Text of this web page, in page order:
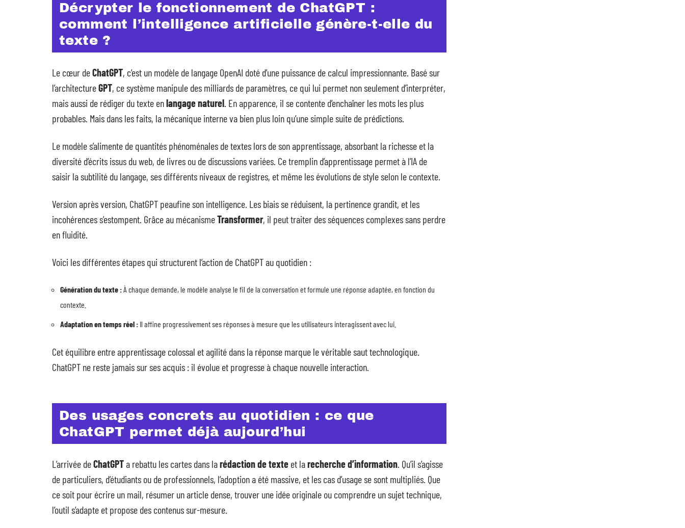
Décrypter le fonctionnement de ChatGPT :
comment l’intelligence artificielle génère-t-elle du
texte ?
Le cœur deChatGPT, c’est un modèle de langage OpenAI doté d’une puissance de calcul impressionnante. Basé sur
l’architectureGPT, ce système manipule des milliards de paramètres, ce qui lui permet non seulement d’interpréter,
mais aussi de rédiger du texte enlangage naturel. En apparence, il se contente d’enchaîner les mots les plus
probables. Mais dans les faits, la mécanique interne va bien plus loin qu’une simple suite de prédictions.
Le modèle s’alimente de quantités phénoménales de textes lors de son apprentissage, absorbant la richesse et la
diversité d’écrits issus du web, de livres ou de discussions variées. Ce tremplin d’apprentissage permet à l’IA de
saisir la subtilité du langage, ses différents niveaux de registres, et même les évolutions de style selon le contexte.
Version après version, ChatGPT peaufine son intelligence. Les biais se réduisent, la pertinence grandit, et les
incohérences s’estompent. Grâce au mécanismeTransformer, il peut traiter des séquences complexes sans perdre
en fluidité.
Voici les différentes étapes qui structurent l’action de ChatGPT au quotidien :
Génération du texte :À chaque demande, le modèle analyse le fil de la conversation et formule une réponse adaptée, en fonction du
contexte.
Adaptation en temps réel : Il affine progressivement ses réponses à mesure que les utilisateurs interagissent avec lui.
Cet équilibre entre apprentissage colossal et agilité dans la réponse marque le véritable saut technologique.
ChatGPT ne reste jamais sur ses acquis : il évolue et progresse à chaque nouvelle interaction.
Des usages concrets au quotidien : ce que
ChatGPT permet déjà aujourd’hui
L’arrivée deChatGPTa rebattu les cartes dans larédaction de texte et larecherche d’information. Qu’il s’agisse
de particuliers, d’étudiants ou de professionnels, l’adoption a été massive, et les cas d’usage se sont multipliés. Que
ce soit pour écrire un mail, résumer un article dense, trouver une idée originale ou comprendre un sujet technique,
l’outil s’adapte et propose des contenus sur-mesure.